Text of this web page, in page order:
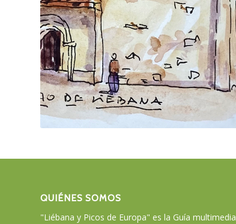
QUIÉNES SOMOS
"Liébana y Picos de Europa" es la Guía multimedia